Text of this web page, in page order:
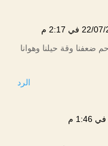
ضعفنا وقة حيلنا وهوانا
الرد